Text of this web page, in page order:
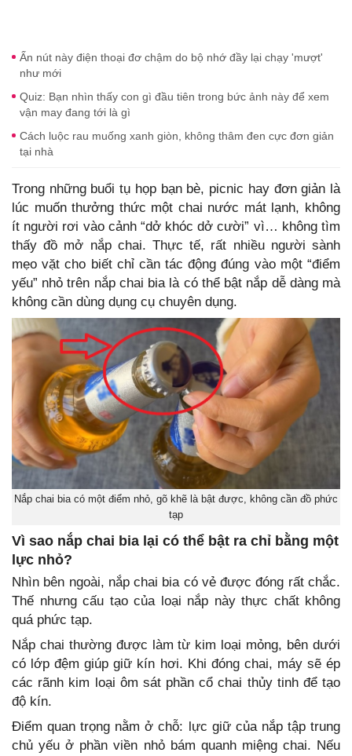
Ấn nút này điện thoại đơ chậm do bộ nhớ đầy lại chạy 'mượt'
như mới
Quiz: Bạn nhìn thấy con gì đầu tiên trong bức ảnh này để xem
vận may đang tới là gì
Cách luộc rau muống xanh giòn, không thâm đen cực đơn giản
tại nhà
Trong những buổi tụ họp bạn bè, picnic hay đơn giản là
lúc muốn thưởng thức một chai nước mát lạnh, không
ít người rơi vào cảnh “dở khóc dở cười” vì… không tìm
thấy đồ mở nắp chai. Thực tế, rất nhiều người sành
mẹo vặt cho biết chỉ cần tác động đúng vào một “điểm
yếu” nhỏ trên nắp chai bia là có thể bật nắp dễ dàng mà
không cần dùng dụng cụ chuyên dụng.
Nắp chai bia có một điểm nhỏ, gõ khẽ là bật được, không cần đồ phức
tạp
Vì sao nắp chai bia lại có thể bật ra chỉ bằng một
lực nhỏ?
Nhìn bên ngoài, nắp chai bia có vẻ được đóng rất chắc.
Thế nhưng cấu tạo của loại nắp này thực chất không
quá phức tạp.
Nắp chai thường được làm từ kim loại mỏng, bên dưới
có lớp đệm giúp giữ kín hơi. Khi đóng chai, máy sẽ ép
các rãnh kim loại ôm sát phần cổ chai thủy tinh để tạo
độ kín.
Điểm quan trọng nằm ở chỗ: lực giữ của nắp tập trung
chủ yếu ở phần viền nhỏ bám quanh miệng chai. Nếu